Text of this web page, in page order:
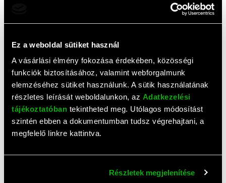
Ez a weboldal sütiket használ
A vásárlási élmény fokozása érdekében, közösségi
funkciók biztosításához, valamint webforgalmunk
elemzéséhez sütiket használunk. A sütik használatának
részletes leírását weboldalunkon, az Adatkezelési
tájékoztatóban tekintheted meg. Utólagos módosítást
szintén ebben a dokumentumban tudsz végrehajtani, a
megfelelő linkre kattintva.
Részletek megjelenítése
Ehhez a termékhez még nem érkezett értékelés. Legyél te
Top termékek